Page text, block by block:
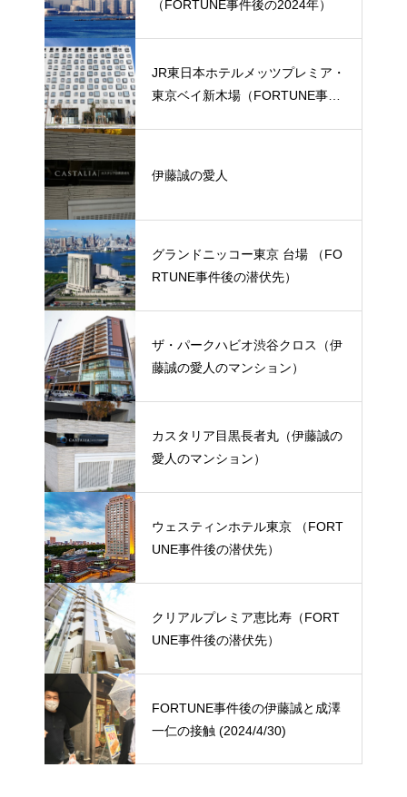
（FORTUNE事件後の2024年）
JR東日本ホテルメッツプレミア・
東京ベイ新木場（FORTUNE事件
伊藤誠の愛人
グランドニッコー東京 台場 （FO
RTUNE事件後の潜伏先）
ザ・パークハビオ渋谷クロス（伊
藤誠の愛人のマンション）
カスタリア目黒長者丸（伊藤誠の
愛人のマンション）
ウェスティンホテル東京 （FORT
UNE事件後の潜伏先）
クリアルプレミア恵比寿（FORT
UNE事件後の潜伏先）
FORTUNE事件後の伊藤誠と成澤
一仁の接触 (2024/4/30)